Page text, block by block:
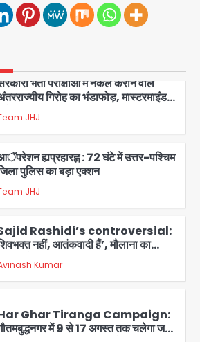
भर्ती परीक्षाओं में नकल कराने वाले
ह्यप्रहारह्ण : 72 घंटे में उत्तर-पश्चिम
Rashidi’s controversial:
शिवभक्त नहीं, आतंकवादी हैं’, मौलाना का
पर विवादित बयान, BJP विधायक ने
FIR, NSA की मांग
Ghar Tiranga Campaign:
में 9 से 17 अगस्त तक चलेगा जन-
महाअभियान, डीएम ने की समीक्षा
एंटी-बर्गलरी सेल की बड़ी कामयाबी, चोरी के